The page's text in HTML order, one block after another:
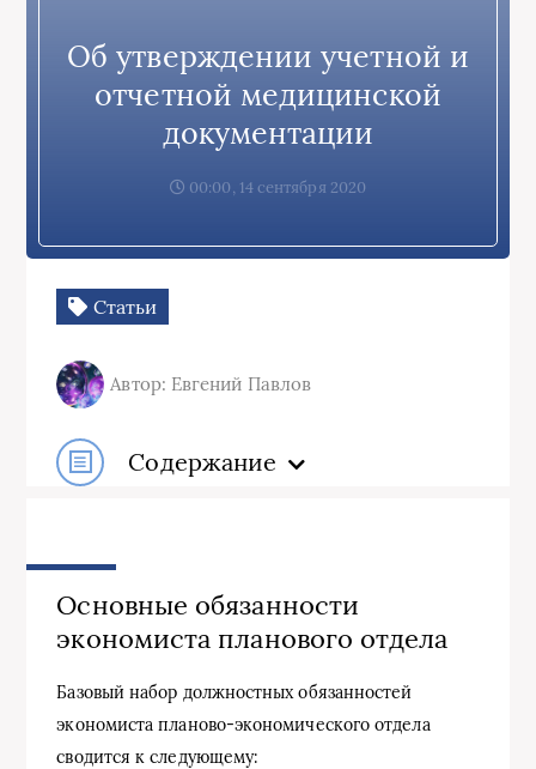
Об утверждении учетной и
отчетной медицинской
документации
00:00, 14 сентября 2020
Статьи
Автор: Евгений Павлов
Содержание
Основные обязанности
экономиста планового отдела
Базовый набор должностных обязанностей
экономиста планово-экономического отдела
сводится к следующему: